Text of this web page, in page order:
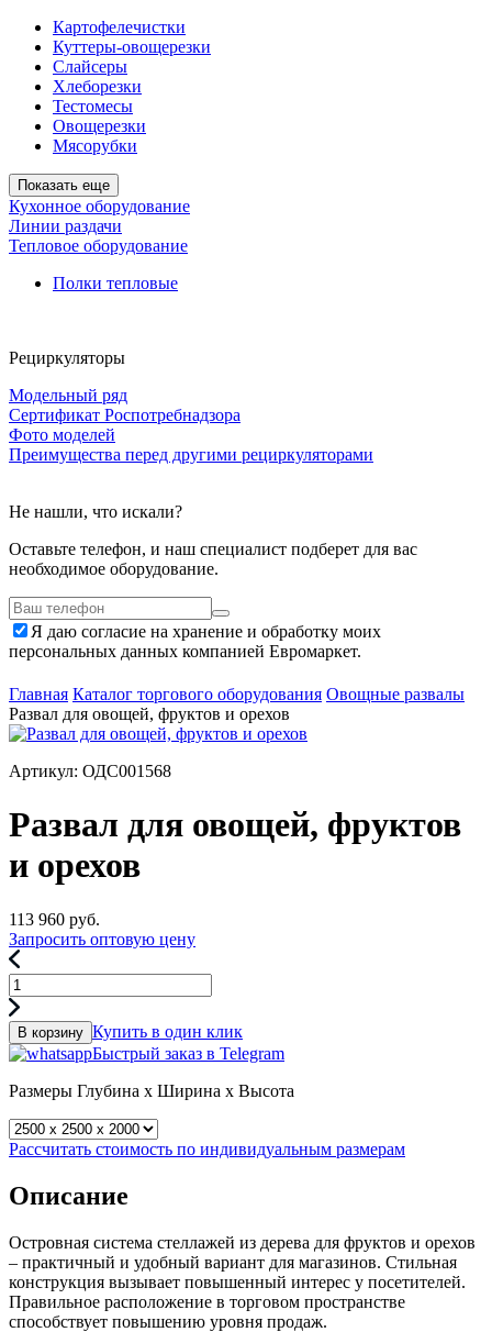
Картофелечистки
Куттеры-овощерезки
Слайсеры
Хлеборезки
Тестомесы
Овощерезки
Мясорубки
Показать еще
Кухонное оборудование
Линии раздачи
Тепловое оборудование
Полки тепловые
Рециркуляторы
Модельный ряд
Сертификат Роспотребнадзора
Фото моделей
Преимущества перед другими рециркуляторами
Не нашли, что искали?
Оставьте телефон, и наш специалист подберет для вас
необходимое оборудование.
Я даю согласие на хранение и обработку моих
персональных данных компанией Евромаркет.
Главная Каталог торгового оборудования Овощные развалы
Развал для овощей, фруктов и орехов
Артикул: ОДС001568
Развал для овощей, фруктов
и орехов
113 960 руб.
Запросить оптовую цену
В корзину Купить в один клик
Быстрый заказ в Telegram
Размеры Глубина x Ширина x Высота
Рассчитать стоимость по индивидуальным размерам
Описание
Островная система стеллажей из дерева для фруктов и орехов
– практичный и удобный вариант для магазинов. Стильная
конструкция вызывает повышенный интерес у посетителей.
Правильное расположение в торговом пространстве
способствует повышению уровня продаж.